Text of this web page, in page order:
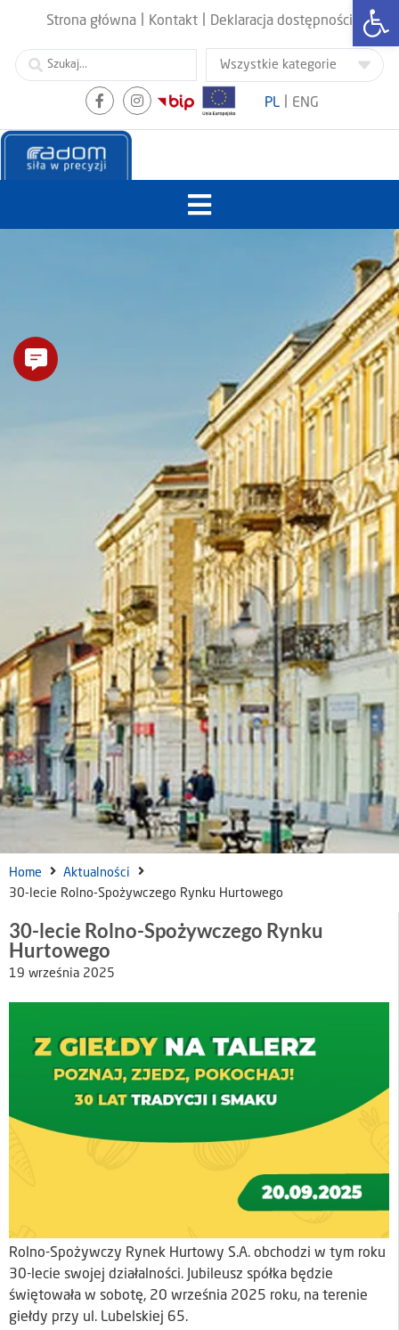
Strona główna Kontakt Deklaracja dostępności
PL ENG
Home
Aktualności
30-lecie Rolno-Spożywczego Rynku Hurtowego
30-lecie Rolno-Spożywczego Rynku
Hurtowego
19 września 2025
Rolno-Spożywczy Rynek Hurtowy S.A. obchodzi w tym roku
30-lecie swojej działalności. Jubileusz spółka będzie
świętowała w sobotę, 20 września 2025 roku, na terenie
giełdy przy ul. Lubelskiej 65.